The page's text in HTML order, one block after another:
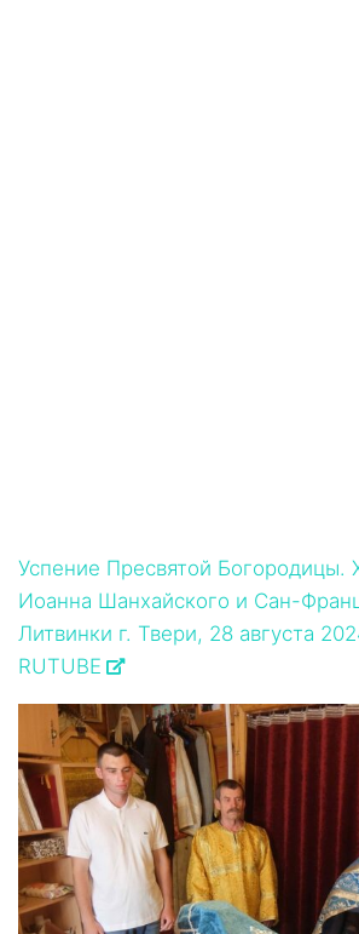
Успение Пресвятой Богородицы.
Иоанна Шанхайского и Сан-
Литвинки г. Твери, 28 августа
RUTUBE